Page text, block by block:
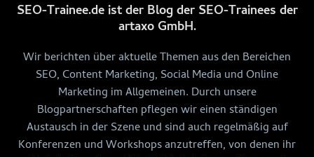
SEO-Trainee.de ist der Blog der SEO-Trainees der
artaxo GmbH.
Wir berichten über aktuelle Themen aus den Bereichen
SEO, Content Marketing, Social Media und Online
Marketing im Allgemeinen. Durch unsere
Blogpartnerschaften pflegen wir einen ständigen
Austausch in der Szene und sind auch regelmäßig auf
Konferenzen und Workshops anzutreffen, von denen ihr